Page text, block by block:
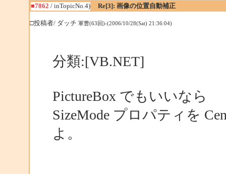
■7862 / inTopicNo.4) Re[3]: 画像の位置自動補正
□投稿者/ ダッチ 軍曹(63回)-(2006/10/28(Sat) 21:36:04)
分類:[VB.NET]
PictureBox でもいいなら
SizeMode プロパティを
よ。